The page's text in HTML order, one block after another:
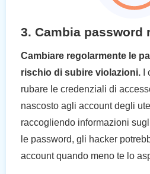
3. Cambia password
Cambiare regolarmente le
rischio di subire violazioni.
rubare le credenziali di
nascosto agli account degli
raccogliendo informazioni
le password, gli hacker
account quando meno te lo